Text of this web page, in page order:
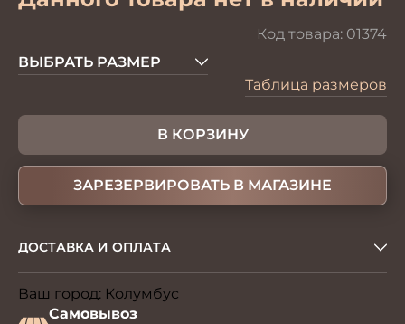
Код товара: 01374
ВЫБРАТЬ РАЗМЕР
Таблица размеров
В КОРЗИНУ
ЗАРЕЗЕРВИРОВАТЬ В МАГАЗИНЕ
ДОСТАВКА И ОПЛАТА
Ваш город: Колумбус
Самовывоз